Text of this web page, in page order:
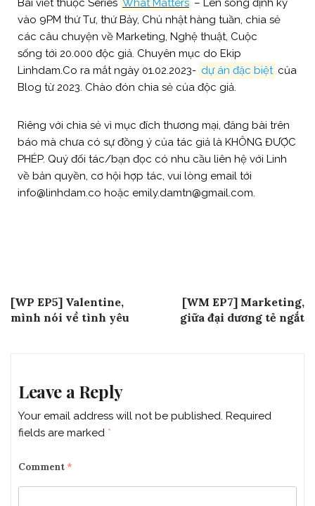
Bài viết thuộc Series What Matters – Lên sóng định kỳ
vào 9PM thứ Tư, thứ Bảy, Chủ nhật hàng tuần, chia sẻ
các câu chuyện về Marketing, Nghệ thuật, Cuộc
sống tới 20.000 độc giả. Chuyên mục do Ekip
Linhdam.Co ra mắt ngày 01.02.2023- dự án đặc biệt của
Blog từ 2023. Chào đón chia sẻ của độc giả.
Riêng với chia sẻ vì mục đích thương mại, đăng bài trên
báo mà chưa có sự đồng ý của tác giả là KHÔNG ĐƯỢC
PHÉP. Quý đối tác/bạn đọc có nhu cầu liên hệ với Linh
về bản quyền, cơ hội hợp tác, vui lòng email tới
info@linhdam.co hoặc emily.damtn@gmail.com.
Post
navigation
[WP EP5] Valentine,
mình nói về tình yêu
[WM EP7] Marketing,
giữa đại dương tẻ ngắt
Leave a Reply
Your email address will not be published. Required
fields are marked *
Comment *